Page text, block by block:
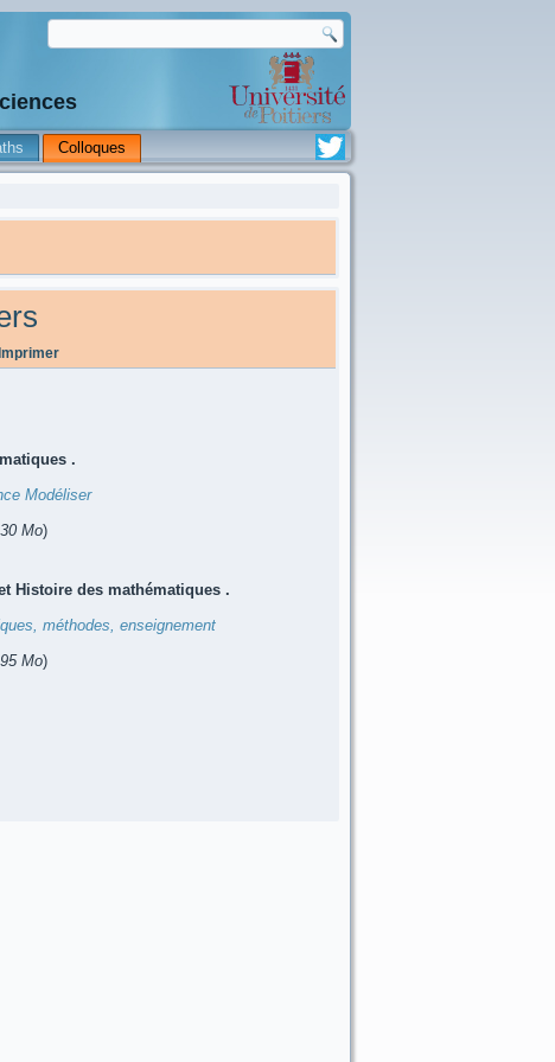
Colloques
Imprimer
.
Modéliser
Mo)
Histoire des mathématiques .
méthodes, enseignement
Mo)